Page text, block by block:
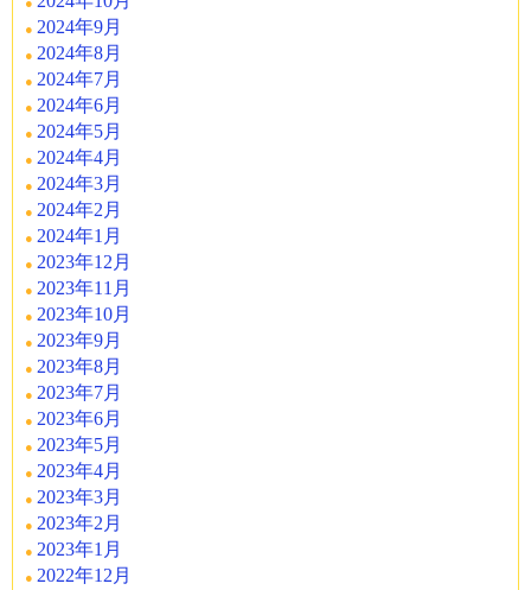
2024年9月
2024年8月
2024年7月
2024年6月
2024年5月
2024年4月
2024年3月
2024年2月
2024年1月
2023年12月
2023年11月
2023年10月
2023年9月
2023年8月
2023年7月
2023年6月
2023年5月
2023年4月
2023年3月
2023年2月
2023年1月
2022年12月